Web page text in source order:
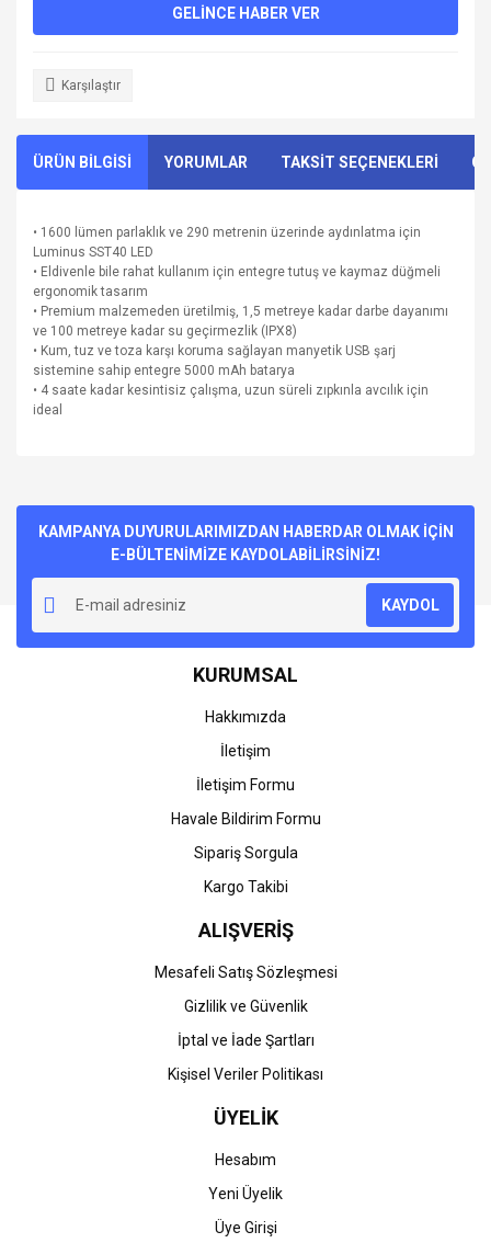
GELİNCE HABER VER
Karşılaştır
ÜRÜN BİLGİSİ YORUMLAR TAKSİT SEÇENEKLERİ
• 1600 lümen parlaklık ve 290 metrenin üzerinde aydınlatma için
Luminus SST40 LED
• Eldivenle bile rahat kullanım için entegre tutuş ve kaymaz düğmeli
ergonomik tasarım
• Premium malzemeden üretilmiş, 1,5 metreye kadar darbe dayanımı
ve 100 metreye kadar su geçirmezlik (IPX8)
• Kum, tuz ve toza karşı koruma sağlayan manyetik USB şarj
sistemine sahip entegre 5000 mAh batarya
• 4 saate kadar kesintisiz çalışma, uzun süreli zıpkınla avcılık için
ideal
Yorum Yaz
kullanarak tarafımıza iletebilirsiniz.
Görüş ve önerileriniz için teşekkür ederiz.
Ürün resmi kalitesiz, bozuk veya görüntülenemiyor.
Ürün açıklamasında eksik bilgiler bulunuyor.
Ürün bilgilerinde hatalar bulunuyor.
Ürün fiyatı diğer sitelerden daha pahalı.
Gönder
KAMPANYA DUYURULARIMIZDAN HABERDAR OLMAK İÇİN
E-BÜLTENİMİZE KAYDOLABİLİRSİNİZ!
KAYDOL
KURUMSAL
Hakkımızda
İletişim
İletişim Formu
Havale Bildirim Formu
Sipariş Sorgula
Kargo Takibi
ALIŞVERİŞ
Mesafeli Satış Sözleşmesi
Gizlilik ve Güvenlik
İptal ve İade Şartları
Kişisel Veriler Politikası
ÜYELİK
Hesabım
Yeni Üyelik
Üye Girişi